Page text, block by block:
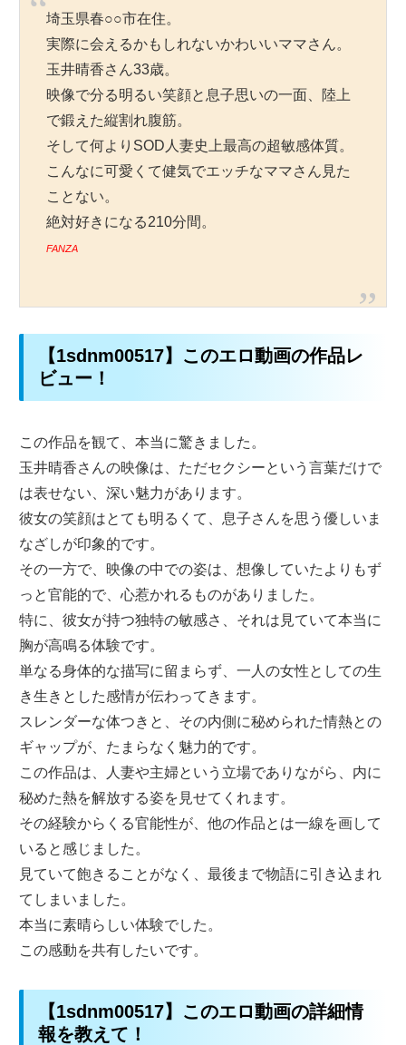
埼玉県春○○市在住。
実際に会えるかもしれないかわいいママさん。
玉井晴香さん33歳。
映像で分る明るい笑顔と息子思いの一面、陸上
で鍛えた縦割れ腹筋。
そして何よりSOD人妻史上最高の超敏感体質。
こんなに可愛くて健気でエッチなママさん見た
ことない。
絶対好きになる210分間。
FANZA
【1sdnm00517】このエロ動画の作品レ
ビュー！
この作品を観て、本当に驚きました。
玉井晴香さんの映像は、ただセクシーという言葉だけで
は表せない、深い魅力があります。
彼女の笑顔はとても明るくて、息子さんを思う優しいま
なざしが印象的です。
その一方で、映像の中での姿は、想像していたよりもず
っと官能的で、心惹かれるものがありました。
特に、彼女が持つ独特の敏感さ、それは見ていて本当に
胸が高鳴る体験です。
単なる身体的な描写に留まらず、一人の女性としての生
き生きとした感情が伝わってきます。
スレンダーな体つきと、その内側に秘められた情熱との
ギャップが、たまらなく魅力的です。
この作品は、人妻や主婦という立場でありながら、内に
秘めた熱を解放する姿を見せてくれます。
その経験からくる官能性が、他の作品とは一線を画して
いると感じました。
見ていて飽きることがなく、最後まで物語に引き込まれ
てしまいました。
本当に素晴らしい体験でした。
この感動を共有したいです。
【1sdnm00517】このエロ動画の詳細情
報を教えて！